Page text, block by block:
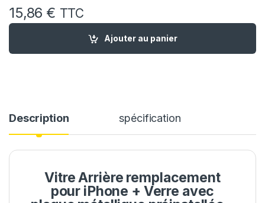
15,86 € TTC
quantité de Vitre Arriere + Plaque pour iPhone 14 Plus
Ajouter au panier
Description spécification
Vitre Arrière remplacement
pour iPhone + Verre avec